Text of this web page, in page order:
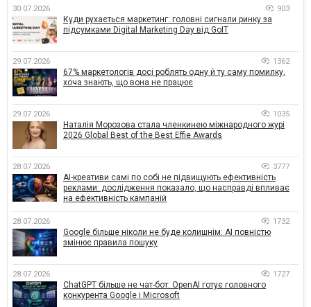
30.07.2026 903
Куди рухається маркетинг: головні сигнали ринку за
підсумками Digital Marketing Day від GoIT
29.07.2026 1362
67% маркетологів досі роблять одну й ту саму помилку,
хоча знають, що вона не працює
29.07.2026 1035
Наталія Морозова стала членкинею міжнародного журі
2026 Global Best of the Best Effie Awards
28.07.2026 3777
AI-креативи самі по собі не підвищують ефективність
реклами: дослідження показало, що насправді впливає
на ефективність кампаній
28.07.2026 1732
Google більше ніколи не буде колишнім: AI повністю
змінює правила пошуку
28.07.2026 1727
ChatGPT більше не чат-бот: OpenAI готує головного
конкурента Google і Microsoft